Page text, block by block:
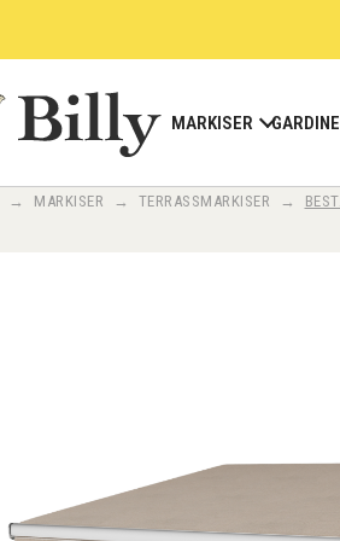
MARKISER
→ MARKISER → TERRASSMARKISER →